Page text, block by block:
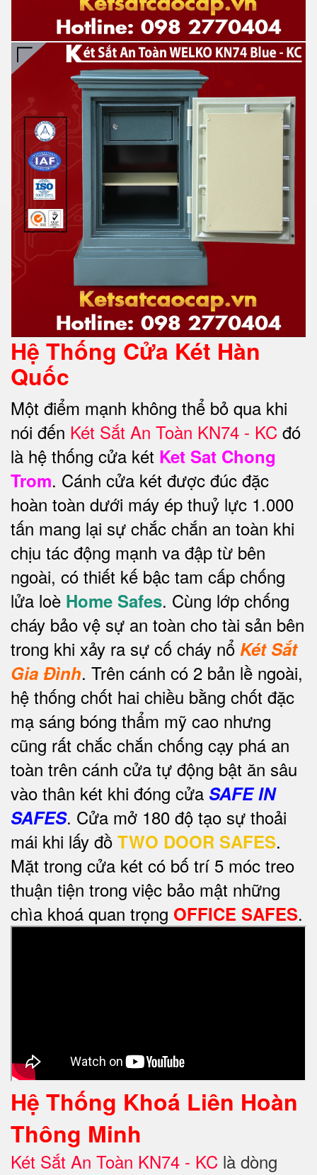
Hệ Thống Cửa Két Hàn
Quốc
Một điểm mạnh không thể bỏ qua khi
nói đến Két Sắt An Toàn KN74 - KC đó
là hệ thống cửa két Ket Sat Chong
Trom. Cánh cửa két được đúc đặc
hoàn toàn dưới máy ép thuỷ lực 1.000
tấn mang lại sự chắc chắn an toàn khi
chịu tác động mạnh va đập từ bên
ngoài, có thiết kế bậc tam cấp chống
lửa loè Home Safes. Cùng lớp chống
cháy bảo vệ sự an toàn cho tài sản bên
trong khi xảy ra sự cố cháy nổ Két Sắt
Gia Đình. Trên cánh có 2 bản lề ngoài,
hệ thống chốt hai chiều bằng chốt đặc
mạ sáng bóng thẩm mỹ cao nhưng
cũng rất chắc chắn chống cạy phá an
toàn trên cánh cửa tự động bật ăn sâu
vào thân két khi đóng cửa SAFE IN
SAFES. Cửa mở 180 độ tạo sự thoải
mái khi lấy đồ TWO DOOR SAFES.
Mặt trong cửa két có bố trí 5 móc treo
thuận tiện trong việc bảo mật những
chìa khoá quan trọng OFFICE SAFES.
Hệ Thống Khoá Liên Hoàn
Thông Minh
Két Sắt An Toàn KN74 - KC là dòng